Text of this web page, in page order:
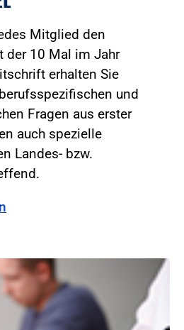
Mitglied den
der 10 Mal im Jahr
erhalten Sie
und
Fragen aus erster
auch spezielle
Landes- bzw.